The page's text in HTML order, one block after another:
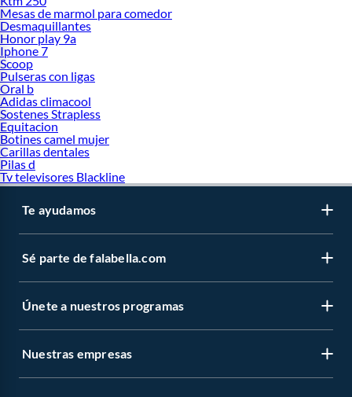
Mesas de marmol para comedor
Desmaquillantes
Honor play 9a
Iphone 7
Scoop
Pulseras con ligas
Oral b
Adidas climacool
Sostenes Strapless
Equitacion
Botines camel mujer
Carillas dentales
Pilas d
Tv televisores Blackline
Te ayudamos
Sé parte de falabella.com
Únete a nuestros programas
Nuestras empresas